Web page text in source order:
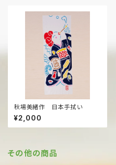
秋場美緒作 日本手拭い
¥2,000
その他の商品